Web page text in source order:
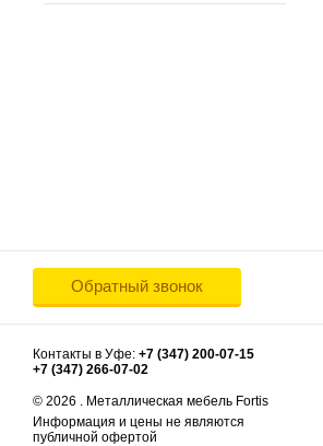
Обратный звонок
Контакты в Уфе: +7 (347) 200-07-15
+7 (347) 266-07-02
© 2026 . Металлическая мебель Fortis
Информация и цены не являются
публичной офертой